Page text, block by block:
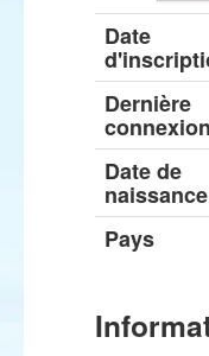
Date
Dernière
connexion
Date de
naissance
Pays